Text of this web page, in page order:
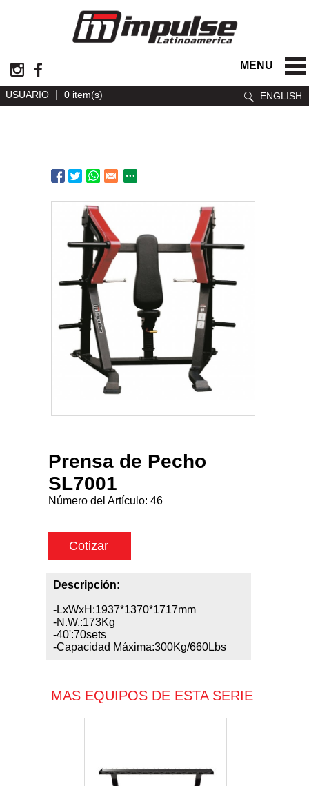
MENU
ENGLISH
USUARIO 0 item(s)
Prensa de Pecho
SL7001
Número del Artículo: 46
Cotizar
Descripción:
-LxWxH:1937*1370*1717mm
-N.W.:173Kg
-40':70sets
-Capacidad Máxima:300Kg/660Lbs
MAS EQUIPOS DE ESTA SERIE